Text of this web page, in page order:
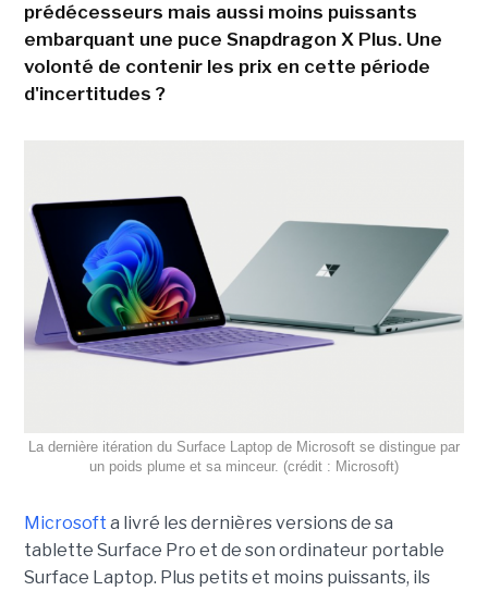
prédécesseurs mais aussi moins puissants
embarquant une puce Snapdragon X Plus. Une
volonté de contenir les prix en cette période
d'incertitudes ?
La dernière itération du Surface Laptop de Microsoft se distingue par
un poids plume et sa minceur. (crédit : Microsoft)
Microsoft a livré les dernières versions de sa
tablette Surface Pro et de son ordinateur portable
Surface Laptop. Plus petits et moins puissants, ils